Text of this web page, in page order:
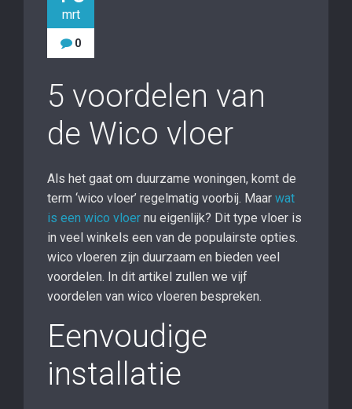
mrt
0
5 voordelen van
de Wico vloer
Als het gaat om duurzame woningen, komt de
term ‘wico vloer’ regelmatig voorbij. Maar wat
is een wico vloer nu eigenlijk? Dit type vloer is
in veel winkels een van de populairste opties.
wico vloeren zijn duurzaam en bieden veel
voordelen. In dit artikel zullen we vijf
voordelen van wico vloeren bespreken.
Eenvoudige
installatie